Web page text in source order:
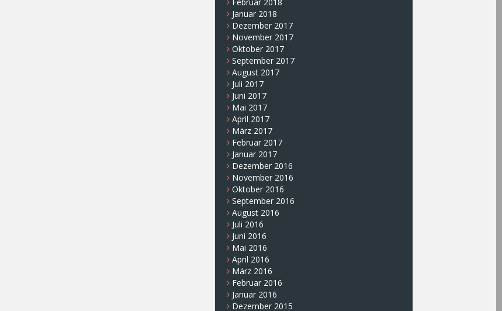
Januar 2018
Dezember 2017
November 2017
Oktober 2017
September 2017
August 2017
Juli 2017
Juni 2017
Mai 2017
April 2017
März 2017
Februar 2017
Januar 2017
Dezember 2016
November 2016
Oktober 2016
September 2016
August 2016
Juli 2016
Juni 2016
Mai 2016
April 2016
März 2016
Februar 2016
Januar 2016
Dezember 2015